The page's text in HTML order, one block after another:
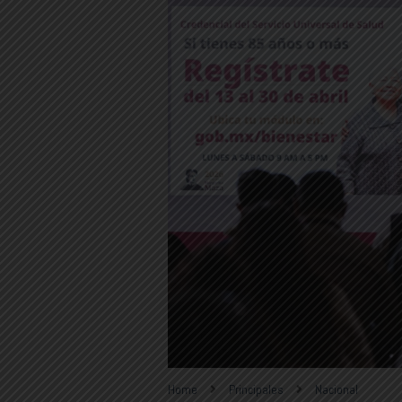
Home Principales Nacional